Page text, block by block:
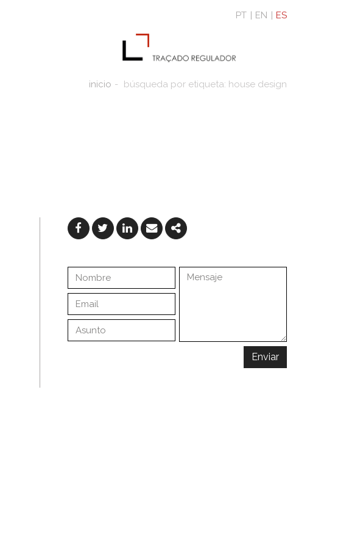
PT EN ES
inicio búsqueda por etiqueta: house design
Facebook
TwitterLinkedinEmailShare
Enviar